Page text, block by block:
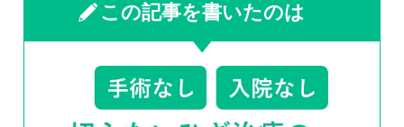
この記事を書いたのは